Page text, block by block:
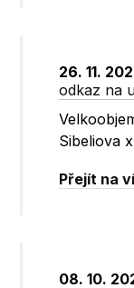
26. 11.
odkaz na
Sibeliova
Přejít na
08. 10.